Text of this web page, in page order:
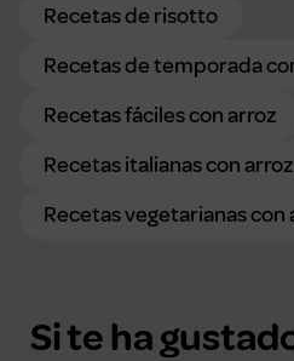
Recetas de risotto
Recetas de temporada
Recetas fáciles con arroz
Recetas italianas con arroz
Recetas vegetarianas con
Si te ha